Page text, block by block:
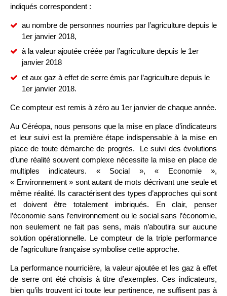
indiqués correspondent :
au nombre de personnes nourries par l’agriculture depuis le
1er janvier 2018,
à la valeur ajoutée créée par l’agriculture depuis le 1er
janvier 2018
et aux gaz à effet de serre émis par l’agriculture depuis le
1er janvier 2018.
Ce compteur est remis à zéro au 1er janvier de chaque année.
Au Céréopa, nous pensons que la mise en place d’indicateurs
et leur suivi est la première étape indispensable à la mise en
place de toute démarche de progrès. Le suivi des évolutions
d’une réalité souvent complexe nécessite la mise en place de
multiples indicateurs. « Social », « Economie »,
« Environnement » sont autant de mots décrivant une seule et
même réalité. Ils caractérisent des types d’approches qui sont
et doivent être totalement imbriqués. En clair, penser
l’économie sans l’environnement ou le social sans l’économie,
non seulement ne fait pas sens, mais n’aboutira sur aucune
solution opérationnelle. Le compteur de la triple performance
de l’agriculture française symbolise cette approche.
La performance nourricière, la valeur ajoutée et les gaz à effet
de serre ont été choisis à titre d’exemples. Ces indicateurs,
bien qu’ils trouvent ici toute leur pertinence, ne suffisent pas à